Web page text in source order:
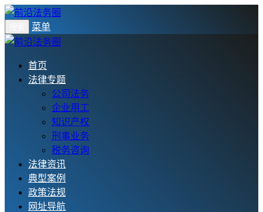
菜单
首页
法律专题
公司法务
企业用工
知识产权
刑事业务
税务咨询
法律资讯
典型案例
政策法规
网址导航